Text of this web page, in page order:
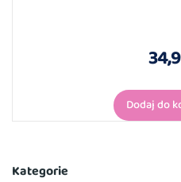
Kategorie
Dodaj do